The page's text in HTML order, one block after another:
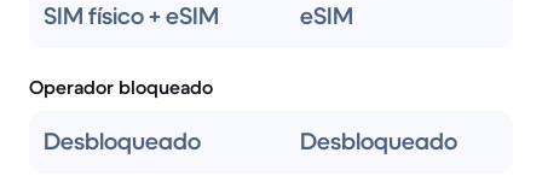
SIM físico + eSIM eSIM
Operador bloqueado
Desbloqueado Desbloqueado